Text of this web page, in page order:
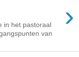
›
in het pastoraal
van